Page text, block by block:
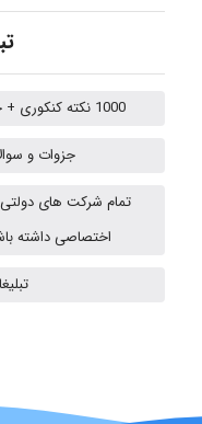
1000 نکته کنکوری + خلاصه جزوات ارشد بهداشت حرفه ای
جزوات و
تمام شرکت های
اختصاصی داشته